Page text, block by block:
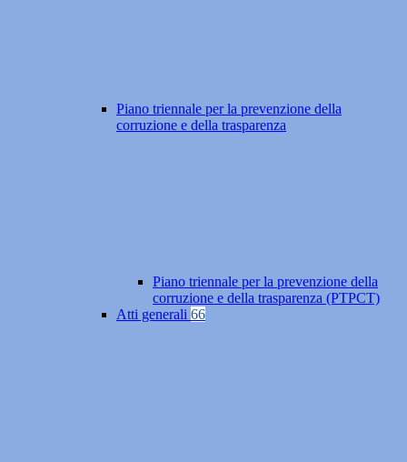
Piano triennale per la prevenzione della
corruzione e della trasparenza
Piano triennale per la prevenzione della
corruzione e della trasparenza (PTPCT)
Atti generali 66